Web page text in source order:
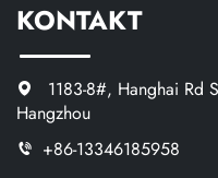
KONTAKT
1183-8#, Hanghai Rd
Hangzhou
+86-13346185958